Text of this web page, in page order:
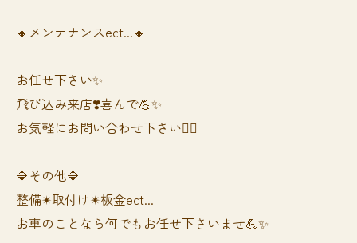
🔸メンテナンスect...🔸
お任せ下さい✨
飛び込み来店❣️喜んで💪✨
お気軽にお問い合わせ下さい🙆‍♀️
🔷その他🔷
整備✴︎取付け✴︎板金ect...
お車のことなら何でもお任せ下さいませ💪✨